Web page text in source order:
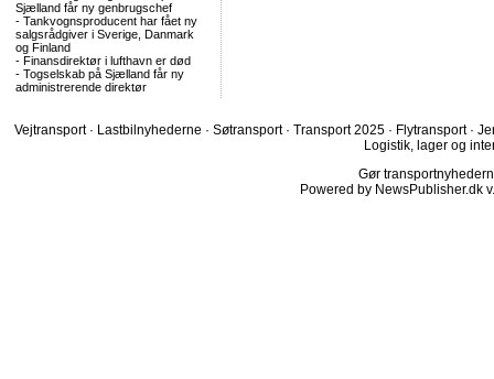
Sjælland får ny genbrugschef
- Tankvognsproducent har fået ny
salgsrådgiver i Sverige, Danmark
og Finland
- Finansdirektør i lufthavn er død
- Togselskab på Sjælland får ny
administrerende direktør
Vejtransport · Lastbilnyhederne · Søtransport · Transport 2025 · Flytransport ·
Logistik, lager og
Gør
Powered by NewsPublisher.dk